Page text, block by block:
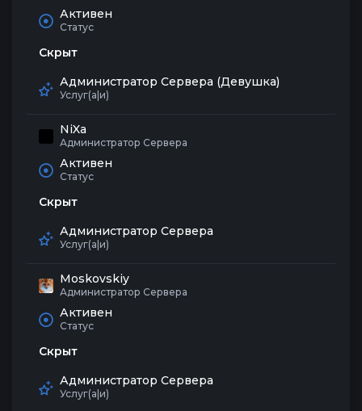
Активен
Статус
Скрыт
Администратор Сервера (Девушка)
Услуг(а|и)
NiXa
Администратор Сервера
Активен
Статус
Скрыт
Администратор Сервера
Услуг(а|и)
Moskovskiy
Администратор Сервера
Активен
Статус
Скрыт
Администратор Сервера
Услуг(а|и)